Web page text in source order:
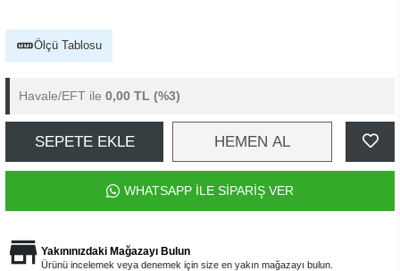
Ölçü Tablosu
Havale/EFT ile 0,00 TL (%3)
SEPETE EKLE HEMEN AL
WHATSAPP İLE SİPARİŞ VER
Yakınınızdaki Mağazayı Bulun
Ürünü incelemek veya denemek için size en yakın mağazayı bulun.